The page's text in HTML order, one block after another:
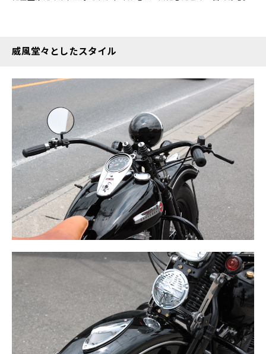
威風堂々としたスタイル